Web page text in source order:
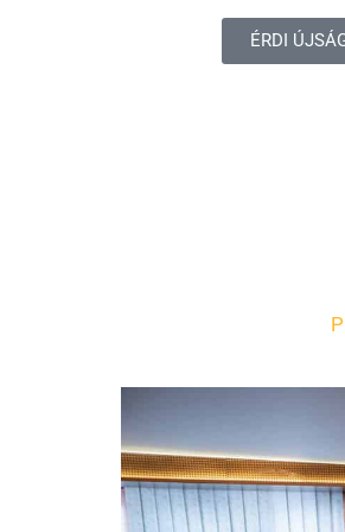
ÉRDI